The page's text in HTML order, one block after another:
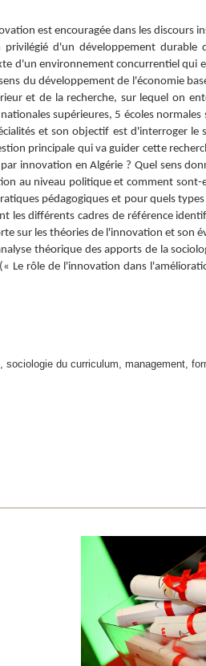
est encouragée dans les
d'un développement
d'un environnement concurrentiel
du développement de l'économie
et de la recherche, sur lequel on
supérieures, 5 écoles
et son objectif est d'interroger
principale qui va guider cette
innovation en Algérie ? Quel sens
au niveau politique et comment
pédagogiques et pour quels
les différents cadres de référence
sur les théories de l'innovation et
théorique des apports de la
Le rôle de l'innovation dans
du curriculum, management,